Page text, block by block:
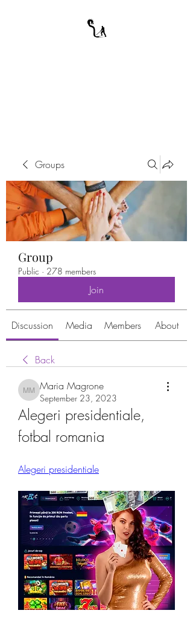
Groups
Group
Public · 278 members
Join
Discussion Media Members About
Back
Maria Magrone
Maria Magrone
September 23, 2023
Alegeri presidentiale,
fotbal romania
Alegeri presidentiale